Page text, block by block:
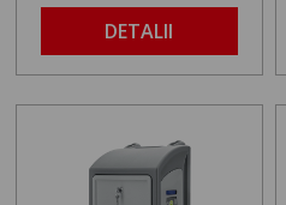
DETALII